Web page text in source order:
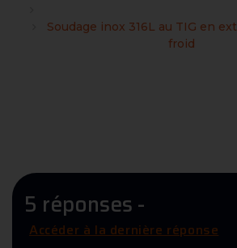
Soudage inox 316L au TIG en
froid
5 réponses -
Accéder à la dernière réponse